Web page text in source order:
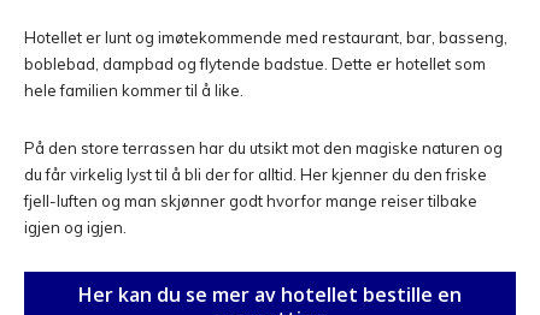
Hotellet er lunt og imøtekommende med restaurant, bar, basseng,
boblebad, dampbad og flytende badstue. Dette er hotellet som
hele familien kommer til å like.
På den store terrassen har du utsikt mot den magiske naturen og
du får virkelig lyst til å bli der for alltid. Her kjenner du den friske
fjell-luften og man skjønner godt hvorfor mange reiser tilbake
igjen og igjen.
Her kan du se mer av hotellet bestille en